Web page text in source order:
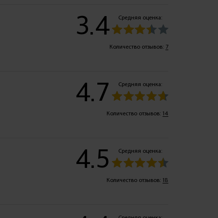
Средняя оценка:
3.4
Количество отзывов: 7
Средняя оценка:
4.7
Количество отзывов: 14
Средняя оценка:
4.5
Количество отзывов: 18